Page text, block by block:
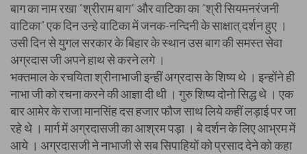
बाग का नाम रखा ”श्रीराम बाग” और वाटिका का ”श्री सियमनरंजनी
वाटिका” एक दिन उन्हे वाटिका में जनक-नन्दिनी के साक्षात् दर्शन हुए ।
उसी दिन से युगल सरकार के बिहार के स्थान उस बाग की समस्त सेवा
अग्रदास जी अपने हाथ से करने लगे ।
भक्तमाल के रचयिता श्रीनाभाजी इन्हीं अग्रदास के शिष्य थे । इन्होंने ही
नाभा जी को रचना करने की आज्ञा दी थी । गुरु शिष्य दोनो सिद्ध थे । एक
बार आमेर के राजा मानसिंह दस हजार फौज साथ लिये कहीं लड़ाई पर जा
रहे थे । मार्ग में अग्रदासजी का आश्रम पड़ा । बे दर्शन के लिए आभ्रम में
आये । अग्रदासजी ने नाभाजी से सब सिपाहियों को प्रसाद देने को कहा